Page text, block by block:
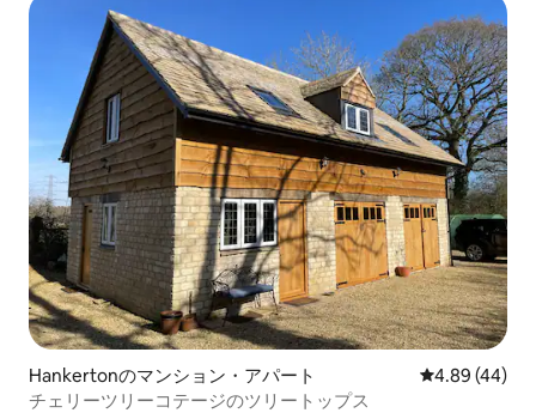
Hankertonのマンション・アパート レビュー44
4.89 (44)
チェリーツリーコテージのツリートップス